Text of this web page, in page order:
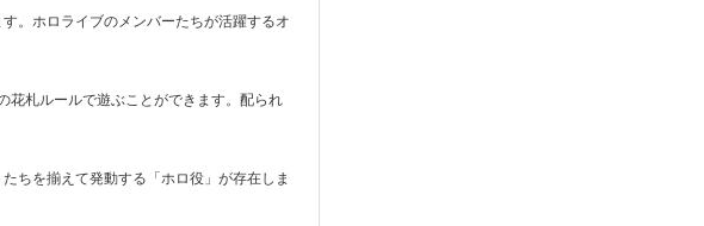
。ホロライブのメンバーたちが活躍するオ
花札ルールで遊ぶことができます。配られ
ちを揃えて発動する「ホロ役」が存在しま